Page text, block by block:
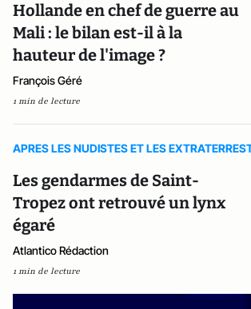
Hollande en chef de guerre au
Mali : le bilan est-il à la
hauteur de l'image ?
François Géré
1 min de lecture
APRES LES NUDISTES ET LES
Les gendarmes de Saint-
Tropez ont retrouvé un lynx
égaré
Atlantico Rédaction
1 min de lecture